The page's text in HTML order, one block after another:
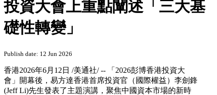
投資大會上重點闡述「三大基
礎性轉變」
Publish date: 12 Jun 2026
香港2026年6月12日 /美通社/ --
「2026彭博香港投資大
會」開幕後 ，易方達香港首席投資官（國際權益）李劍鋒
(Jeff Li)先生發表了主題演講，聚焦中國資本市場的新時